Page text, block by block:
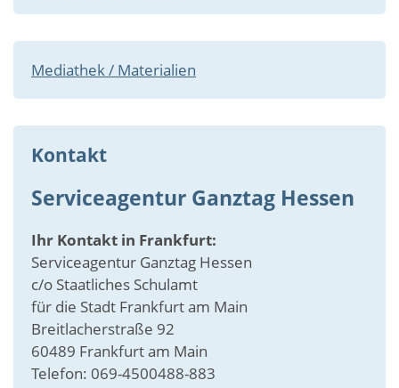
Mediathek / Materialien
Kontakt
Serviceagentur Ganztag Hessen
Ihr Kontakt in Frankfurt:
Serviceagentur Ganztag Hessen
c/o Staatliches Schulamt
für die Stadt Frankfurt am Main
Breitlacherstraße 92
60489 Frankfurt am Main
Telefon: 069-4500488-883